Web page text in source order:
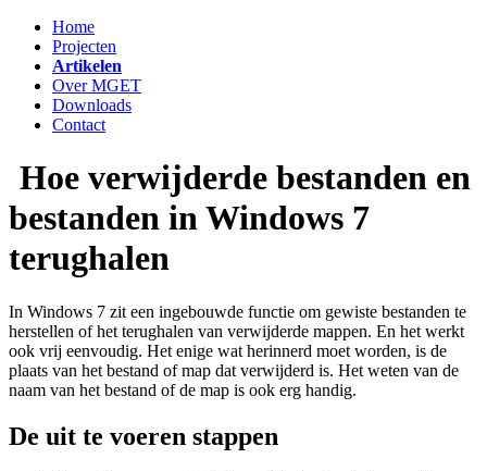
Home
Projecten
Artikelen
Over MGET
Downloads
Contact
Hoe verwijderde bestanden en
bestanden in Windows 7
terughalen
In Windows 7 zit een ingebouwde functie om gewiste bestanden te
herstellen of het terughalen van verwijderde mappen. En het werkt
ook vrij eenvoudig. Het enige wat herinnerd moet worden, is de
plaats van het bestand of map dat verwijderd is. Het weten van de
naam van het bestand of de map is ook erg handig.
De uit te voeren stappen